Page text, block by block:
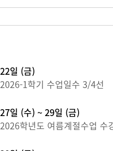
22일 (금)
2026-1학기 수업일수 3/4선
27일 (수) ~ 29일 (금)
2026학년도 여름계절수업 수